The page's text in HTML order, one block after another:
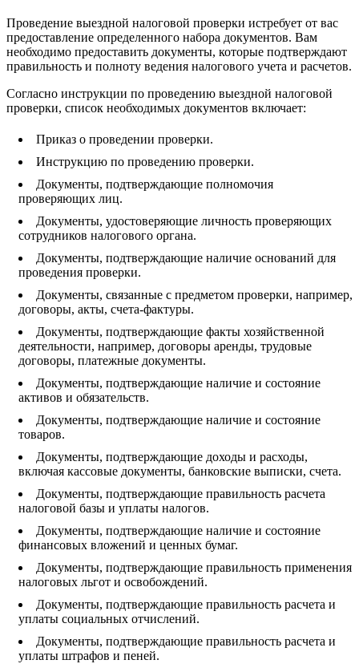
Проведение выездной налоговой проверки истребует от вас
предоставление определенного набора документов. Вам
необходимо предоставить документы, которые подтверждают
правильность и полноту ведения налогового учета и расчетов.
Согласно инструкции по проведению выездной налоговой
проверки, список необходимых документов включает:
Приказ о проведении проверки.
Инструкцию по проведению проверки.
Документы, подтверждающие полномочия
проверяющих лиц.
Документы, удостоверяющие личность проверяющих
сотрудников налогового органа.
Документы, подтверждающие наличие оснований для
проведения проверки.
Документы, связанные с предметом проверки, например,
договоры, акты, счета-фактуры.
Документы, подтверждающие факты хозяйственной
деятельности, например, договоры аренды, трудовые
договоры, платежные документы.
Документы, подтверждающие наличие и состояние
активов и обязательств.
Документы, подтверждающие наличие и состояние
товаров.
Документы, подтверждающие доходы и расходы,
включая кассовые документы, банковские выписки, счета.
Документы, подтверждающие правильность расчета
налоговой базы и уплаты налогов.
Документы, подтверждающие наличие и состояние
финансовых вложений и ценных бумаг.
Документы, подтверждающие правильность применения
налоговых льгот и освобождений.
Документы, подтверждающие правильность расчета и
уплаты социальных отчислений.
Документы, подтверждающие правильность расчета и
уплаты штрафов и пеней.